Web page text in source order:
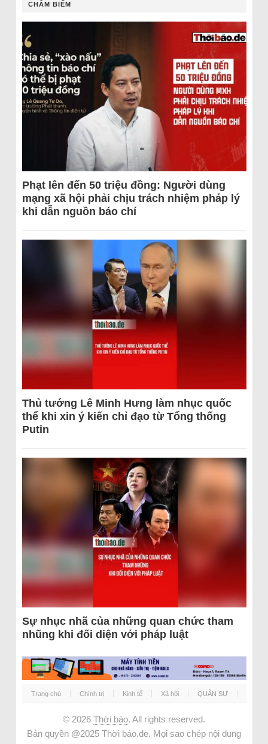
CHÂM BIẾM
Phạt lên đến 50 triệu đồng: Người dùng
mạng xã hội phải chịu trách nhiệm pháp lý
khi dẫn nguồn báo chí
Thủ tướng Lê Minh Hưng làm nhục quốc
thể khi xin ý kiến chỉ đạo từ Tổng thống
Putin
Sự nhục nhã của những quan chức tham
nhũng khi đối diện với pháp luật
Trang chủ Chính trị Kinh tế Xã hội QUÂN SỰ
© 2026 Thời báo. All rights reserved.
Bản quyền @2025 Thời báo.de. Mọi sao chép nội dung